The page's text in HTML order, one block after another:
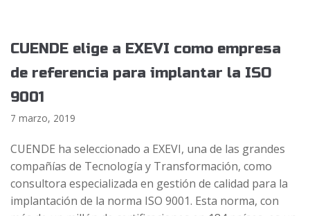
CUENDE elige a EXEVI como empresa
de referencia para implantar la ISO
9001
7 marzo, 2019
CUENDE ha seleccionado a EXEVI, una de las grandes
compañías de Tecnología y Transformación, como
consultora especializada en gestión de calidad para la
implantación de la norma ISO 9001. Esta norma, con